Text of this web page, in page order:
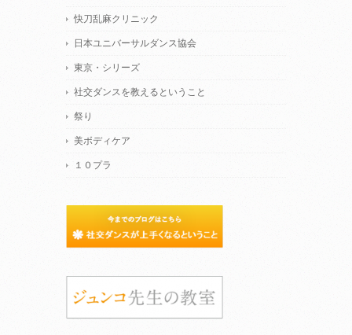
快刀乱麻クリニック
日本ユニバーサルダンス協会
東京・シリーズ
社交ダンスを教えるということ
祭り
美ボディケア
１０プラ